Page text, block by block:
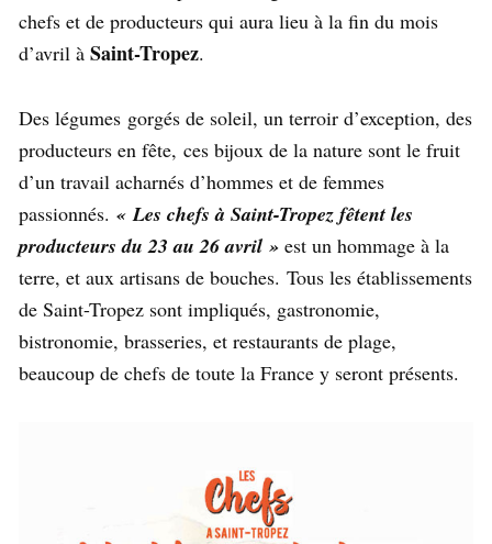
chefs et de producteurs qui aura lieu à la fin du mois
d’avril à Saint-Tropez.
Des légumes gorgés de soleil, un terroir d’exception, des
producteurs en fête, ces bijoux de la nature sont le fruit
d’un travail acharnés d’hommes et de femmes
passionnés. « Les chefs à Saint-Tropez fêtent les
producteurs du 23 au 26 avril » est un hommage à la
terre, et aux artisans de bouches. Tous les établissements
de Saint-Tropez sont impliqués, gastronomie,
bistronomie, brasseries, et restaurants de plage,
beaucoup de chefs de toute la France y seront présents.